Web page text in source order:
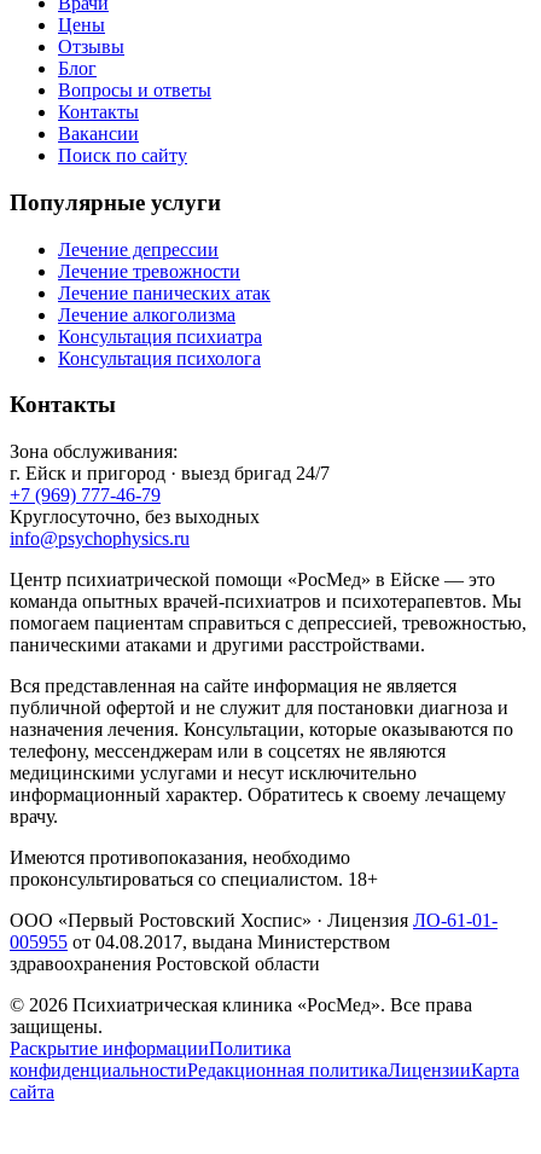
Цены
Отзывы
Блог
Вопросы и ответы
Контакты
Вакансии
Поиск по сайту
Популярные услуги
Лечение депрессии
Лечение тревожности
Лечение панических атак
Лечение алкоголизма
Консультация психиатра
Консультация психолога
Контакты
Зона обслуживания:
г. Ейск и пригород · выезд бригад 24/7
+7 (969) 777-46-79
Круглосуточно, без выходных
info@psychophysics.ru
Центр психиатрической помощи «РосМед» в Ейске — это
команда опытных врачей-психиатров и психотерапевтов. Мы
помогаем пациентам справиться с депрессией, тревожностью,
паническими атаками и другими расстройствами.
Вся представленная на сайте информация не является
публичной офертой и не служит для постановки диагноза и
назначения лечения. Консультации, которые оказываются по
телефону, мессенджерам или в соцсетях не являются
медицинскими услугами и несут исключительно
информационный характер. Обратитесь к своему лечащему
врачу.
Имеются противопоказания, необходимо
проконсультироваться со специалистом. 18+
ООО «Первый Ростовский Хоспис» · Лицензия ЛО-61-01-
005955 от 04.08.2017, выдана Министерством
здравоохранения Ростовской области
© 2026 Психиатрическая клиника «РосМед». Все права
защищены.
Раскрытие информацииПолитика
конфиденциальностиРедакционная политикаЛицензииКарта
сайта